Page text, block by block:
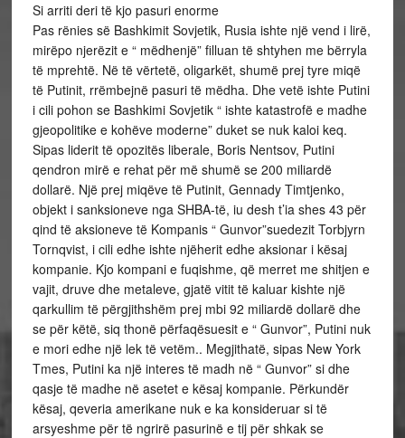
Si arriti deri të kjo pasuri enorme
Pas rënies së Bashkimit Sovjetik, Rusia ishte një vend i lirë,
mirëpo njerëzit e “ mëdhenjë” filluan të shtyhen me bërryla
të mprehtë. Në të vërtetë, oligarkët, shumë prej tyre miqë
të Putinit, rrëmbejnë pasuri të mëdha. Dhe vetë ishte Putini
i cili pohon se Bashkimi Sovjetik “ ishte katastrofë e madhe
gjeopolitike e kohëve moderne” duket se nuk kaloi keq.
Sipas liderit të opozitës liberale, Boris Nentsov, Putini
qendron mirë e rehat për më shumë se 200 miliardë
dollarë. Një prej miqëve të Putinit, Gennady Timtjenko,
objekt i sanksioneve nga SHBA-të, iu desh t’ia shes 43 për
qind të aksioneve të Kompanis “ Gunvor”suedezit Torbjyrn
Tornqvist, i cili edhe ishte njëherit edhe aksionar i kësaj
kompanie. Kjo kompani e fuqishme, që merret me shitjen e
vajit, druve dhe metaleve, gjatë vitit të kaluar kishte një
qarkullim të përgjithshëm prej mbi 92 miliardë dollarë dhe
se për këtë, siq thonë përfaqësuesit e “ Gunvor”, Putini nuk
e mori edhe një lek të vetëm.. Megjithatë, sipas New York
Tmes, Putini ka një interes të madh në “ Gunvor” si dhe
qasje të madhe në asetet e kësaj kompanie. Përkundër
kësaj, qeveria amerikane nuk e ka konsideruar si të
arsyeshme për të ngrirë pasurinë e tij për shkak se